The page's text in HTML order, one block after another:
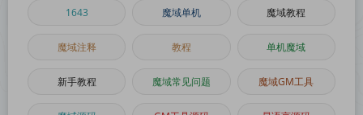
1643 魔域单机 魔域教程
魔域注释 教程 单机魔域
新手教程 魔域常见问题 魔域GM工具